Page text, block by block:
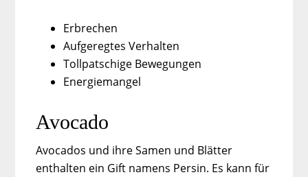
Erbrechen
Aufgeregtes Verhalten
Tollpatschige Bewegungen
Energiemangel
Avocado
Avocados und ihre Samen und Blätter
enthalten ein Gift namens Persin. Es kann für